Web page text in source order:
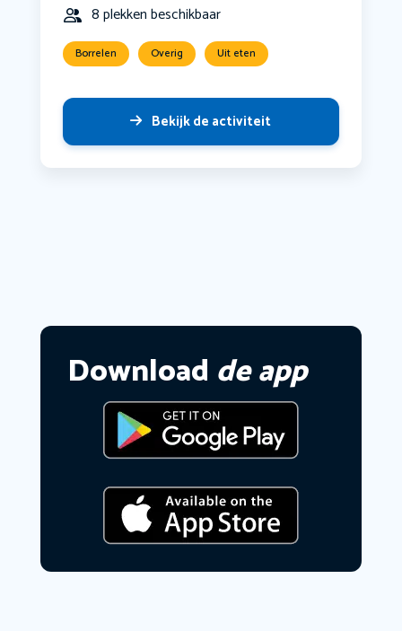
8 plekken beschikbaar
Borrelen Overig Uit eten
Bekijk de activiteit
Download de app